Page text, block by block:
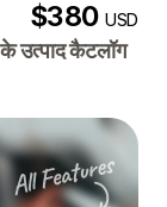
$380USD
उत्पाद कैटलॉग